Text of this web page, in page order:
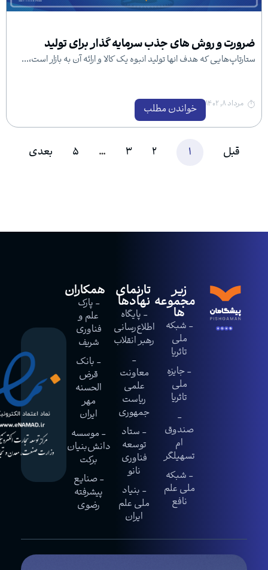
های جذب سرمایه گذار برای تولید
هدف انها تولید انبوه یک کالا و ارائه آن به بازار است،...
خواندن مطلب
…
5 بعدی
زیر
مجموعه
ها
- شبکه
تارنمای
نهادها
- پایگاه
اطلاع‌رسانی
رهبر انقلاب
معاونت
علمی
ریاست
جمهوری
- ستاد
توسعه
فناوری
نانو
- بنیاد
ملی علم
همکاران
- پارک
علم و
فناوری
شریف
- بانک
قرض
الحسنه
مهر
ایران
- موسسه
دانش‌بنیان
برکت
- صنایع
پیشرفته
رضوی